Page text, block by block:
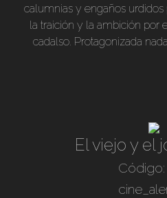
calumnias y engaños
la traición y la ambición por
cadalso. Protagonizada
El viejo y el